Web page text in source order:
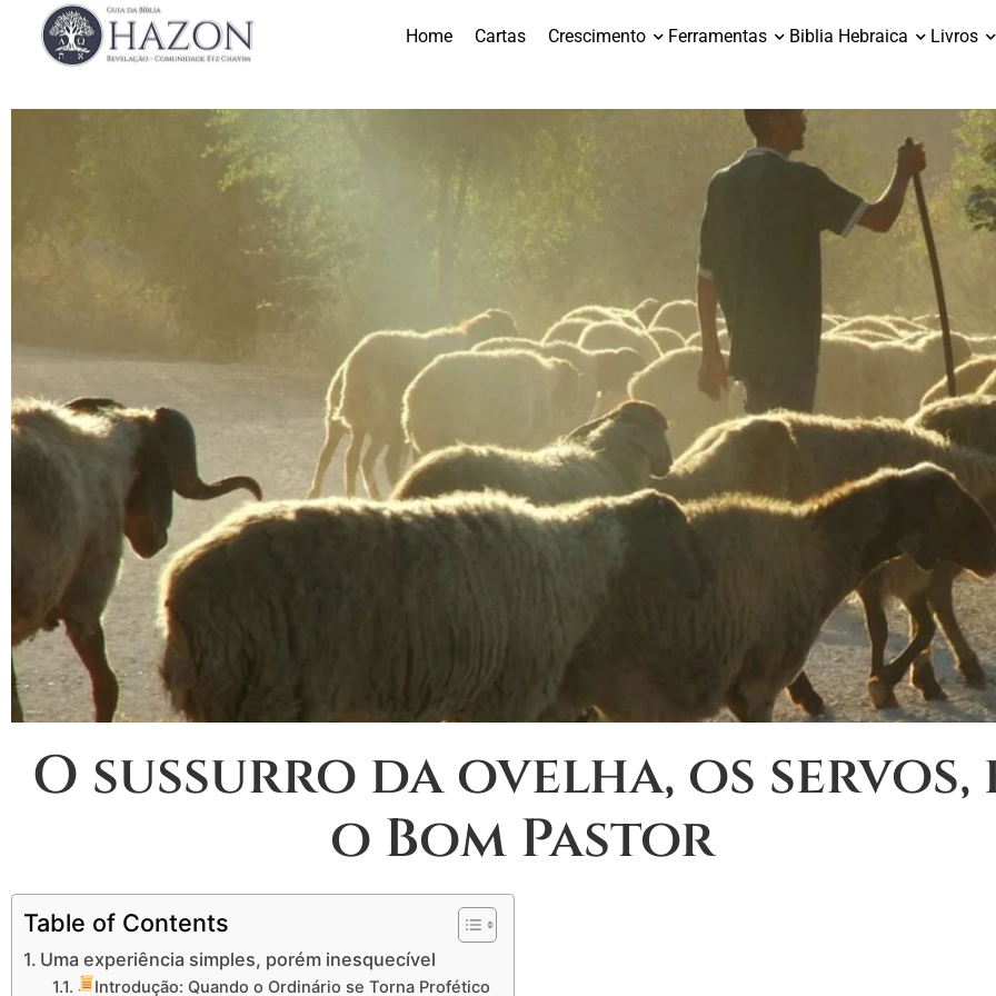
Home Cartas Crescimento Ferramentas Biblia Hebraica Livros
O sussurro da ovelha, os servos,
o Bom Pastor
Table of Contents
Uma experiência simples, porém inesquecível
Introdução: Quando o Ordinário se Torna Profético